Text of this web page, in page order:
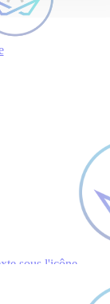
sous l'icône